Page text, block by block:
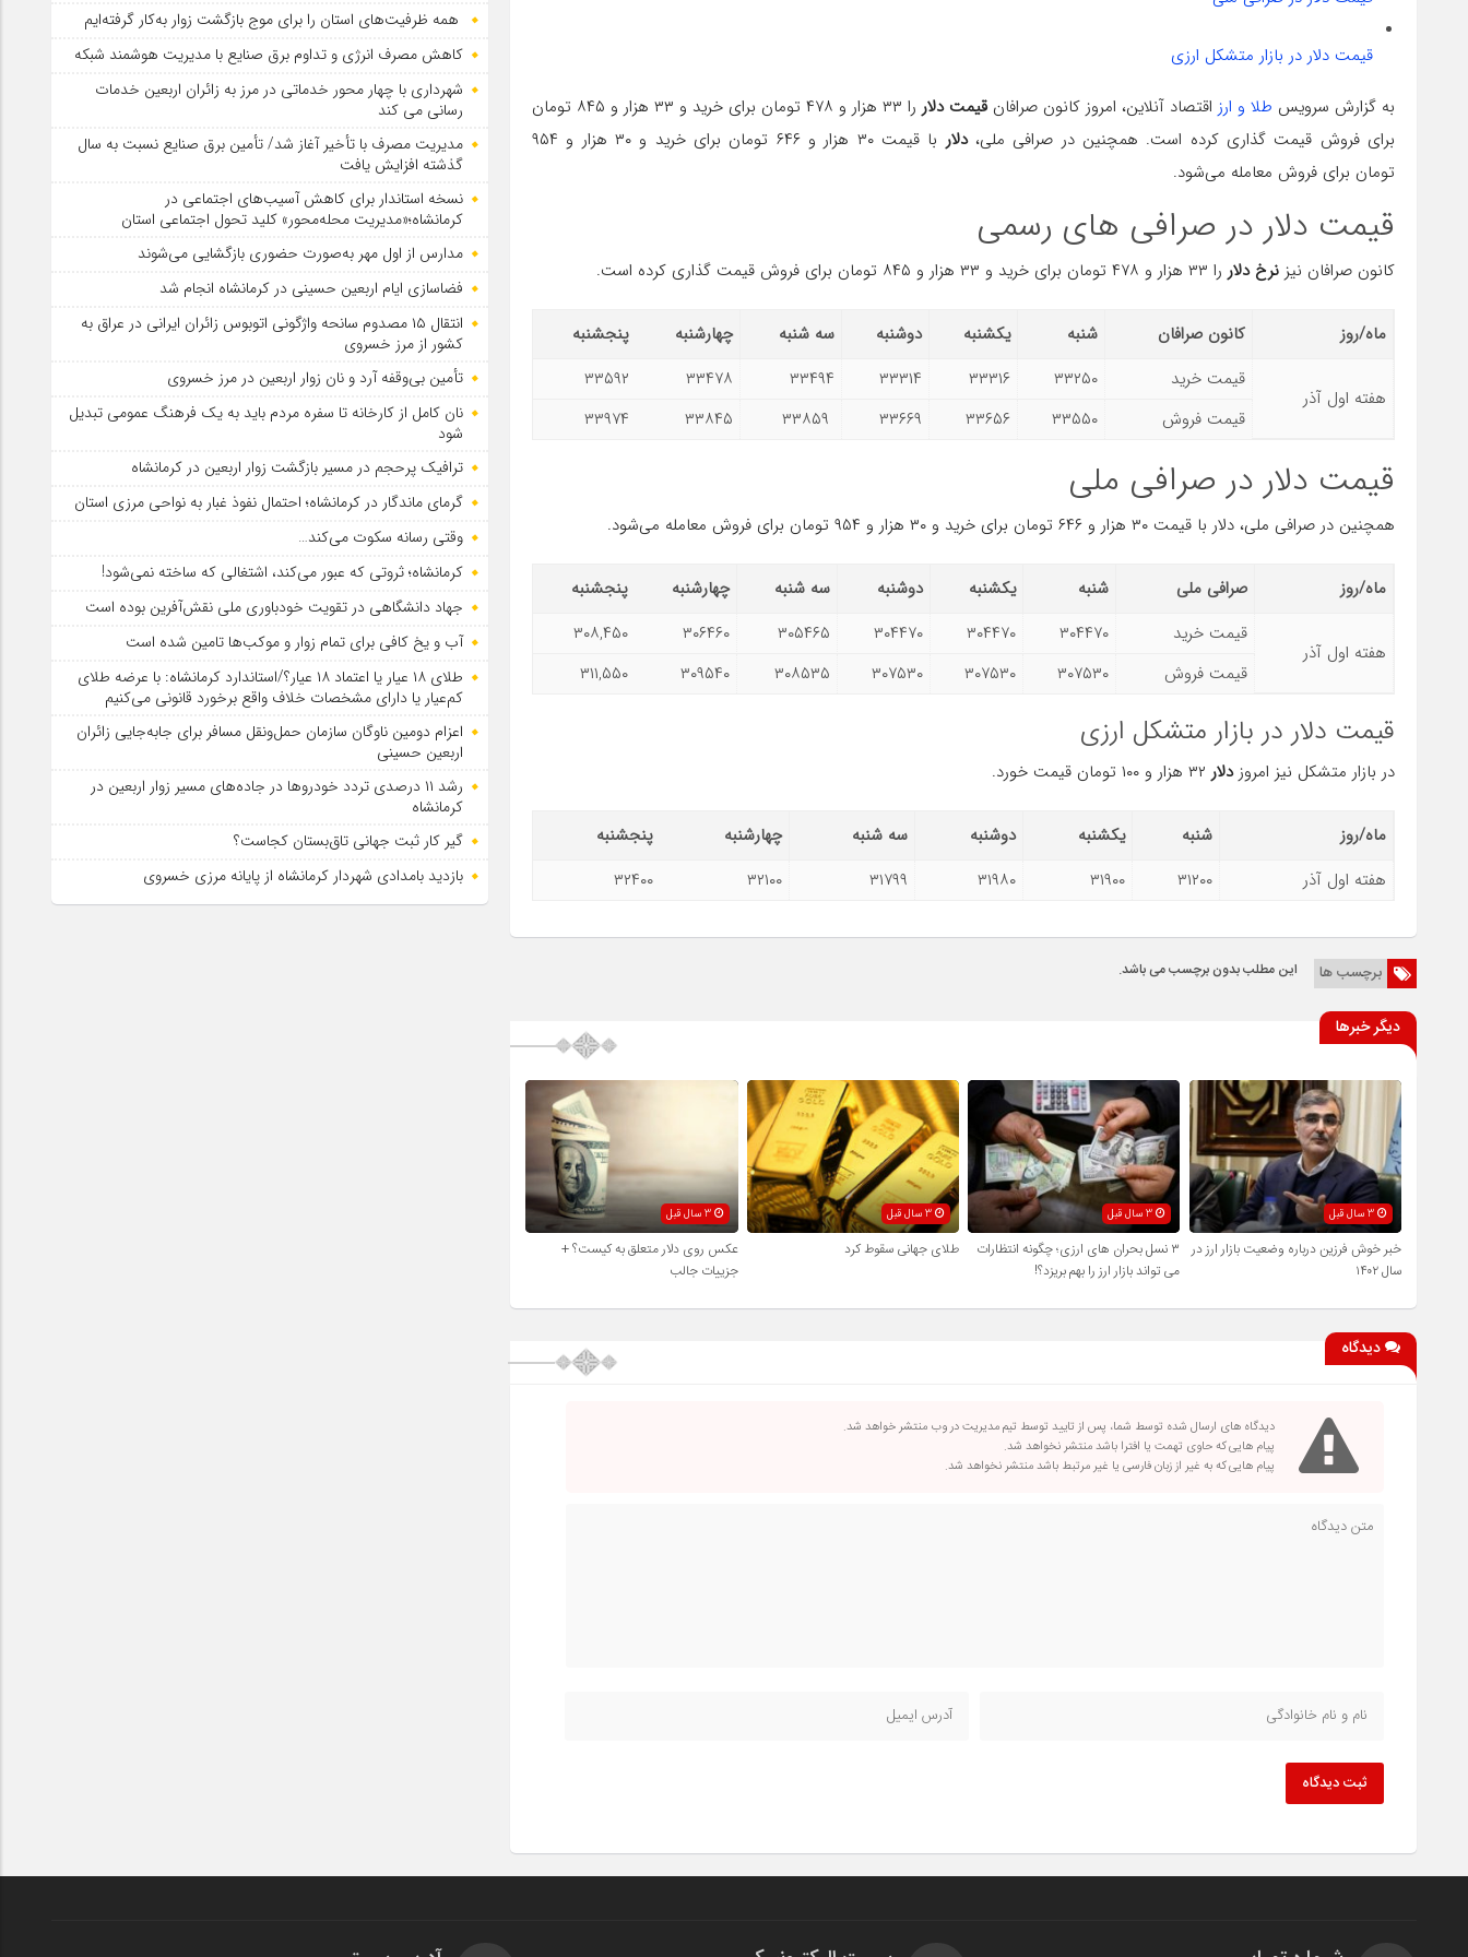
قیمت دلار در بازار متشکل ارزی
به گزارش سرویس طلا و ارز اقتصاد آنلاین، امروز کانون صرافان قیمت دلار
را ۳۳ هزار و ۴۷۸ تومان برای خرید و ۳۳ هزار و ۸۴۵ تومان
برای فروش قیمت گذاری کرده است. همچنین در صرافی ملی، دلار
با قیمت ۳۰ هزار و ۶۴۶ تومان برای خرید و ۳۰ هزار و ۹۵۴
تومان برای فروش معامله می‌شود.
قیمت دلار در صرافی های رسمی
کانون صرافان نیز نرخ دلار را ۳۳ هزار و ۴۷۸ تومان برای خرید و ۳۳ هزار و ۸۴۵ تومان برای فروش قیمت گذاری کرده است.
ماه/روز کانون صرافان شنبه یکشنبه دوشنبه سه شنبه چهارشنبه پنجشنبه
هفته اول آذر
قیمت خرید ۳۳۲۵۰ ۳۳۳۱۶ ۳۳۳۱۴ ۳۳۴۹۴ ۳۳۴۷۸
۳۳۵۹۲
قیمت فروش
۳۳۵۵۰ ۳۳۶۵۶ ۳۳۶۶۹ ۳۳۸۴۵ ۳۳۹۷۴
قیمت دلار در صرافی ملی
همچنین در صرافی ملی، دلار با قیمت ۳۰ هزار و ۶۴۶ تومان برای خرید و ۳۰ هزار و ۹۵۴ تومان برای فروش معامله می‌شود.
ماه/روز صرافی ملی شنبه یکشنبه دوشنبه سه شنبه چهارشنبه پنجشنبه
هفته اول آذر
قیمت خرید ۳۰۴۴۷۰ ۳۰۴۴۷۰ ۳۰۴۴۷۰ ۳۰۵۴۶۵ ۳۰۶۴۶۰
۳۰۸,۴۵۰
قیمت فروش
۳۰۷۵۳۰ ۳۰۷۵۳۰ ۳۰۷۵۳۰ ۳۰۸۵۳۵ ۳۰۹۵۴۰ ۳۱۱,۵۵۰
قیمت دلار در بازار متشکل ارزی
در بازار متشکل نیز امروزدلار ۳۲ هزار و ۱۰۰ تومان قیمت خورد.
ماه/روز شنبه یکشنبه دوشنبه سه شنبه چهارشنبه
پنجشنبه
هفته اول آذر
۳۱۲۰۰ ۳۱۹۰۰ ۳۱۹۸۰ ۳۱۷۹۹ ۳۲۱۰۰ ۳۲۴۰۰
برچسب ها این مطلب بدون برچسب می باشد.
دیگر خبرها
3 سال قبل
خبر خوش فرزین درباره وضعیت بازار ارز در
سال ۱۴۰۲
3 سال قبل
۳ نسل بحران‌ های ارزی؛ چگونه انتظارات
می ‌تواند بازار ارز را بهم بریزد؟!
3 سال قبل
طلای جهانی سقوط کرد
3 سال قبل
عکس روی دلار متعلق به کیست؟ +
جزییات جالب
دیدگاه
دیدگاه های ارسال شده توسط شما، پس از تایید توسط تیم مدیریت در وب منتشر خواهد شد.
پیام هایی که حاوی تهمت یا افترا باشد منتشر نخواهد شد.
پیام هایی که به غیر از زبان فارسی یا غیر مرتبط باشد منتشر نخواهد شد.
ثبت دیدگاه
همه ظرفیت‌های استان را برای موج بازگشت زوار به‌کار گرفته‌ایم
کاهش مصرف انرژی و تداوم برق صنایع با مدیریت هوشمند شبکه
شهرداری با چهار محور خدماتی در مرز به زائران اربعین خدمات
رسانی می کند
مدیریت مصرف با تأخیر آغاز شد/ تأمین برق صنایع نسبت به سال
گذشته افزایش یافت
نسخه استاندار برای کاهش آسیب‌های اجتماعی در
کرمانشاه؛«مدیریت محله‌محور» کلید تحول اجتماعی استان
مدارس از اول مهر به‌صورت حضوری بازگشایی می‌شوند
فضاسازی ایام اربعین حسینی در کرمانشاه انجام شد
انتقال ۱۵ مصدوم سانحه واژگونی اتوبوس زائران ایرانی در عراق به
کشور از مرز خسروی
تأمین بی‌وقفه آرد و نان زوار اربعین در مرز خسروی
نان کامل از کارخانه تا سفره مردم باید به یک فرهنگ عمومی تبدیل
شود
ترافیک پرحجم در مسیر بازگشت زوار اربعین در کرمانشاه
گرمای ماندگار در کرمانشاه؛ احتمال نفوذ غبار به نواحی مرزی استان
وقتی رسانه سکوت می‌کند…
کرمانشاه؛ ثروتی که عبور می‌کند، اشتغالی که ساخته نمی‌شود!
جهاد دانشگاهی در تقویت خودباوری ملی نقش‌آفرین بوده است
آب و یخ کافی برای تمام زوار و موکب‌ها تامین شده است
طلای ۱۸ عیار یا اعتماد ۱۸ عیار؟/استاندارد کرمانشاه: با عرضه طلای
کم‌عیار یا دارای مشخصات خلاف واقع برخورد قانونی می‌کنیم
اعزام دومین ناوگان سازمان حمل‌ونقل مسافر برای جابه‌جایی زائران
اربعین حسینی
رشد ۱۱ درصدی تردد خودروها در جاده‌های مسیر زوار اربعین در
کرمانشاه
گیر کار ثبت جهانی تاق‌بستان کجاست؟
بازدید بامدادی شهردار کرمانشاه از پایانه مرزی خسروی